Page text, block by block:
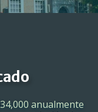
anualmente